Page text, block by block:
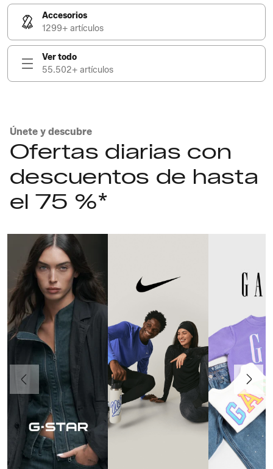
Accesorios
1299+ artículos
Ver todo
55.502+ artículos
Únete y descubre
Ofertas diarias con
descuentos de hasta
el 75 %*
Anteriormente